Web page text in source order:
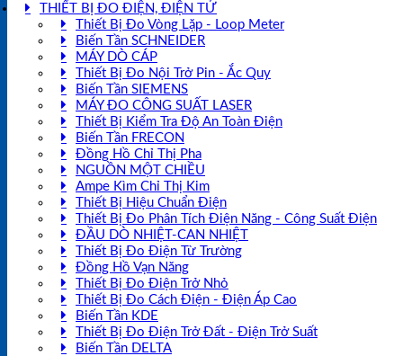
THIẾT BỊ ĐO ĐIỆN, ĐIỆN TỬ
Thiết Bị Đo Vòng Lặp - Loop Meter
Biến Tần SCHNEIDER
MÁY DÒ CÁP
Thiết Bị Đo Nội Trở Pin - Ắc Quy
Biến Tần SIEMENS
MÁY ĐO CÔNG SUẤT LASER
Thiết Bị Kiểm Tra Độ An Toàn Điện
Biến Tần FRECON
Đồng Hồ Chỉ Thị Pha
NGUỒN MỘT CHIỀU
Ampe Kìm Chỉ Thị Kim
Thiết Bị Hiệu Chuẩn Điện
Thiết Bị Đo Phân Tích Điện Năng - Công Suất Điện
ĐẦU DÒ NHIỆT-CAN NHIỆT
Thiết Bị Đo Điện Từ Trường
Đồng Hồ Vạn Năng
Thiết Bị Đo Điện Trở Nhỏ
Thiết Bị Đo Cách Điện - Điện Áp Cao
Biến Tần KDE
Thiết Bị Đo Điện Trở Đất - Điện Trở Suất
Biến Tần DELTA